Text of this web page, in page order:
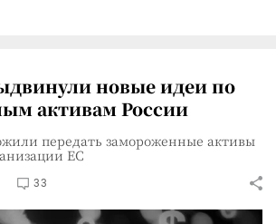
новые идеи по
активам России
передать замороженные активы
ЕС
33